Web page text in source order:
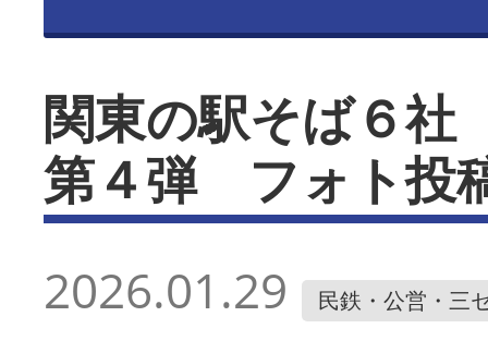
関東の駅そば６
第４弾 フォト投
2026.01.29 民鉄・公営・三